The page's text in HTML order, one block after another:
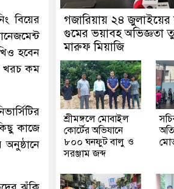
বিয়ের
হবেন
খরচ কম
কাজে
গজারিয়ায় ২৪ জুলাইয়ের
গুমের ভয়াবহ অভিজ্ঞতা
মারুফ মিয়াজি
শ্রীমঙ্গলে মোবাইল
কোর্টের অভিযানে
৮০০ ঘনফুট বালু ও
সরঞ্জাম জব্দ